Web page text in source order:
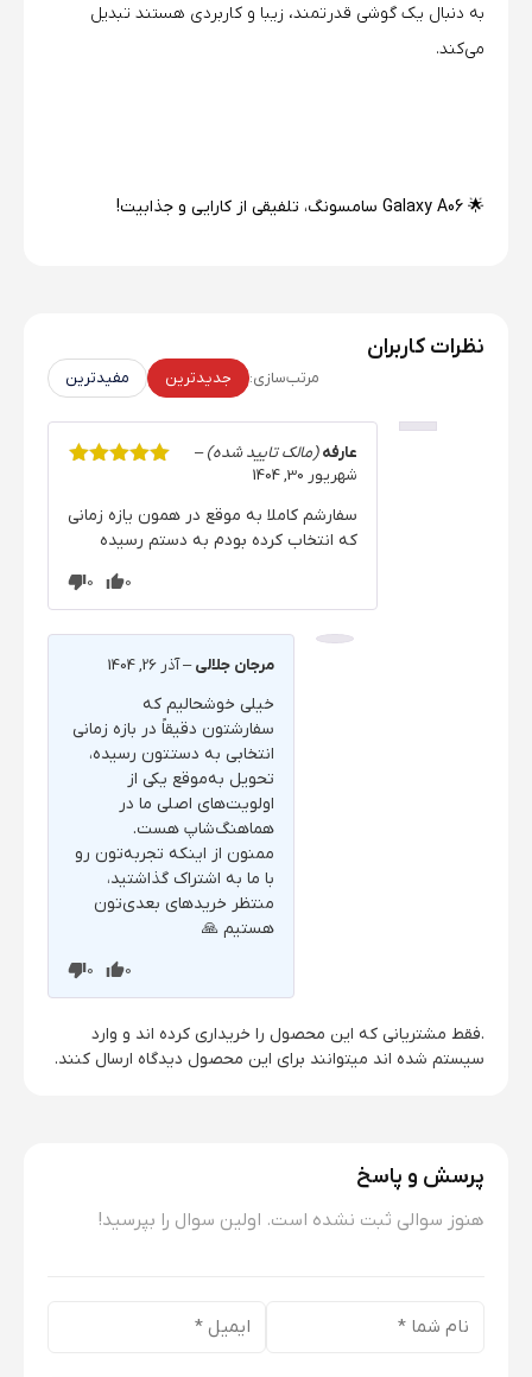
به دنبال یک گوشی قدرتمند، زیبا و کاربردی هستند تبدیل
می‌کند.
🌟 Galaxy A06 سامسونگ، تلفیقی از کارایی و جذابیت!
نظرات کاربران
مرتب‌سازی: جدیدترین مفیدترین
عارفه(مالک تایید شده) –
شهریور 30, 1404
سفارشم کاملا به موقع در همون یازه زمانی
که انتخاب کرده بودم به دستم رسیده
0
0
مرجان جلالی–آذر 26, 1404
خیلی خوشحالیم که
سفارشتون دقیقاً در بازه زمانی
انتخابی به دستتون رسیده،
تحویل به‌موقع یکی از
اولویت‌های اصلی ما در
هماهنگ‌شاپ هست.
ممنون از اینکه تجربه‌تون رو
با ما به اشتراک گذاشتید،
منتظر خریدهای بعدی‌تون
هستیم 🙏
0
0
.فقط مشتریانی که این محصول را خریداری کرده اند و وارد
سیستم شده اند میتوانند برای این محصول دیدگاه ارسال کنند.
پرسش و پاسخ
هنوز سوالی ثبت نشده است. اولین سوال را بپرسید!